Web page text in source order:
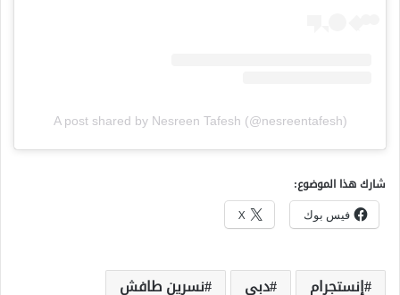
A post shared by Nesreen Tafesh (@nesreentafesh)
شارك هذا الموضوع:
فيس بوك X
إنستجرام دبى نسرين طافش